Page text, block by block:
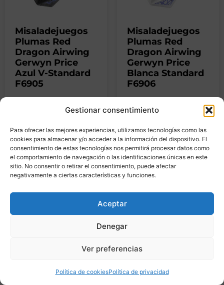
Gestionar consentimiento
Para ofrecer las mejores experiencias, utilizamos tecnologías como las
cookies para almacenar y/o acceder a la información del dispositivo. El
consentimiento de estas tecnologías nos permitirá procesar datos como
el comportamiento de navegación o las identificaciones únicas en este
sitio. No consentir o retirar el consentimiento, puede afectar
negativamente a ciertas características y funciones.
Aceptar
Denegar
Ver preferencias
Política de cookiesPolítica de privacidad
Misaladejuegos
Plumas Red
Dragon Airwing
Gerwyn Price
Azul V-Standard
F6905
7,98€
Añadir al
carrito
Misaladejuegos
Plumas Red
Dragon Airwing
Gerwyn Price
Blanca Standard
F6906
7,98€
Añadir al
carrito